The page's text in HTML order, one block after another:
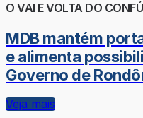
O VAI E VOLTA DO
MDB mantém
e alimenta
Governo de
Veja mais